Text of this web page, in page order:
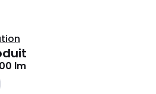
lm
disponibles